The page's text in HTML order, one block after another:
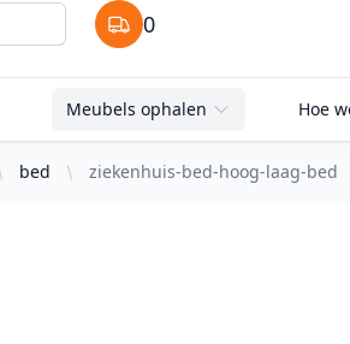
0
items in cart, view bag
Meubels ophalen Hoe
bed ziekenhuis-bed-hoog-laag-bed